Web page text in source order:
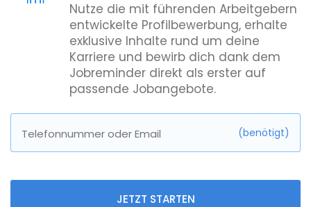
Nutze die mit führenden Arbeitgebern
entwickelte Profilbewerbung, erhalte
exklusive Inhalte rund um deine
Karriere und bewirb dich dank dem
Jobreminder direkt als erster auf
passende Jobangebote.
Telefonnummer oder Email (benötigt)
JETZT STARTEN